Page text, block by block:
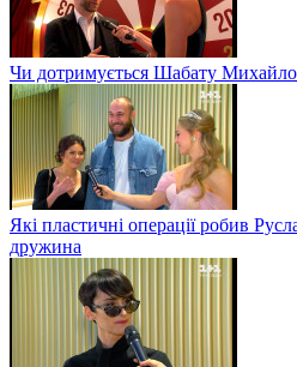
Чи дотримується Шабату
Які пластичні операції робив
дружина